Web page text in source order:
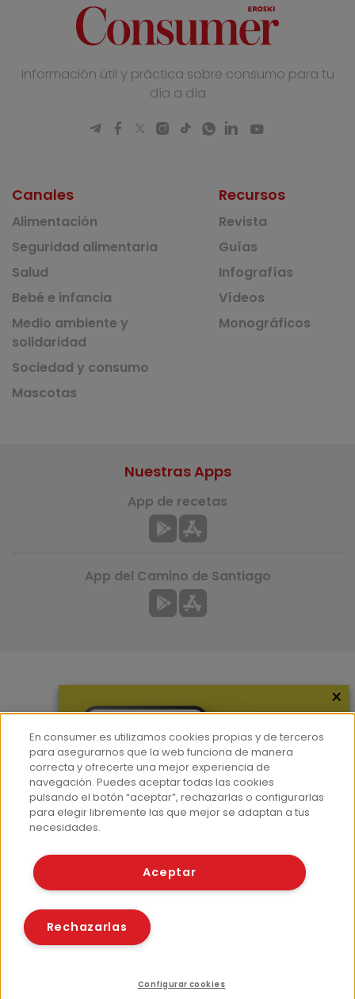
Información útil y práctica sobre consumo para tu
día a día
Canales
Alimentación
Seguridad alimentaria
Salud
Bebé e infancia
Medio ambiente y
solidaridad
Sociedad y consumo
Mascotas
Recursos
Revista
Guías
Infografías
Vídeos
Monográficos
Hemeroteca
Contacto
Prensa
Corpus Lingüístico Consumer
Nuestras Apps
App de recetas
App del Camino de Santiago
© Fundación EROSKI
Políticas de cookies
×
En consumer.es utilizamos cookies propias y de terceros
para asegurarnos que la web funciona de manera
correcta y ofrecerte una mejor experiencia de
navegación. Puedes aceptar todas las cookies
pulsando el botón “aceptar”, rechazarlas o configurarlas
para elegir libremente las que mejor se adaptan a tus
necesidades.
Aceptar
Rechazarlas
Configurar cookies